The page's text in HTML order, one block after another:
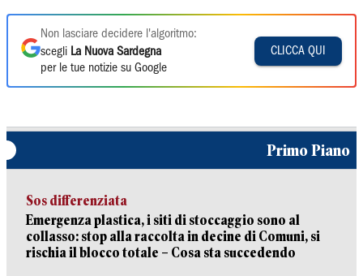
Non lasciare decidere l'algoritmo:
scegli La Nuova Sardegna
per le tue notizie su Google
CLICCA QUI
Primo Piano
Sos differenziata
Emergenza plastica, i siti di stoccaggio sono al
collasso: stop alla raccolta in decine di Comuni, si
rischia il blocco totale – Cosa sta succedendo